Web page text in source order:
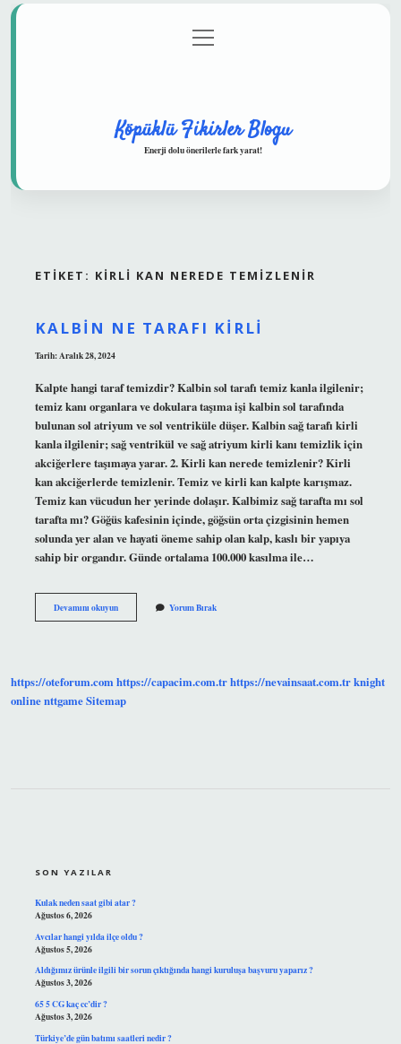
Gizlilik Politikası
menüyü
aç
Köpüklü Fikirler Blogu
Enerji dolu önerilerle fark yarat!
ETIKET: KIRLI KAN NEREDE TEMIZLENIR
KALBIN NE TARAFI KIRLI
Tarih: Aralık 28, 2024
Kalpte hangi taraf temizdir? Kalbin sol tarafı temiz kanla ilgilenir;
temiz kanı organlara ve dokulara taşıma işi kalbin sol tarafında
bulunan sol atriyum ve sol ventriküle düşer. Kalbin sağ tarafı kirli
kanla ilgilenir; sağ ventrikül ve sağ atriyum kirli kanı temizlik için
akciğerlere taşımaya yarar. 2. Kirli kan nerede temizlenir? Kirli
kan akciğerlerde temizlenir. Temiz ve kirli kan kalpte karışmaz.
Temiz kan vücudun her yerinde dolaşır. Kalbimiz sağ tarafta mı sol
tarafta mı? Göğüs kafesinin içinde, göğsün orta çizgisinin hemen
solunda yer alan ve hayati öneme sahip olan kalp, kaslı bir yapıya
sahip bir organdır. Günde ortalama 100.000 kasılma ile…
Devamını okuyunKalbin
Ne
Yorum Bırak
https://oteforum.comhttps://capacim.com.trhttps://nevainsaat.com.trknight
onlinenttgameSitemap
SON YAZILAR
Kulak neden saat gibi atar ?
Ağustos 6, 2026
Avcılar hangi yılda ilçe oldu ?
Ağustos 5, 2026
Aldığımız ürünle ilgili bir sorun çıktığında hangi kuruluşa başvuru yaparız ?
Ağustos 3, 2026
65 5 CG kaç cc’dir ?
Ağustos 3, 2026
Türkiye’de gün batımı saatleri nedir ?